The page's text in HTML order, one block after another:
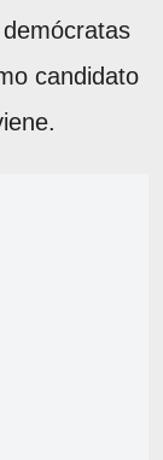
candidato